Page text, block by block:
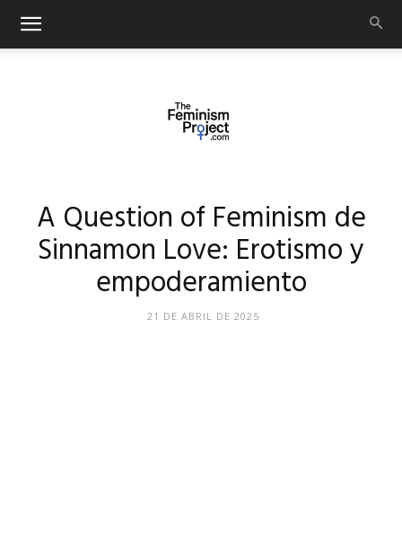
A Question of Feminism de
Sinnamon Love: Erotismo y
empoderamiento
21 DE ABRIL DE 2025